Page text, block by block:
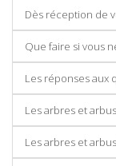
Dès réception de
Que faire si vous
Les réponses aux
Les arbres et
Les arbres et